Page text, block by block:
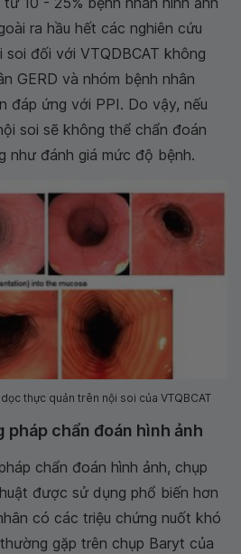
ra hầu hết các nghiên cứu
soi đối với VTQDBCAT không
GERD và nhóm bệnh nhân
đáp ứng với PPI. Do vậy, nếu
soi sẽ không thể chẩn đoán
như đánh giá mức độ bệnh.
thực quản trên nội soi của VTQBCAT
pháp chẩn đoán hình ảnh
chẩn đoán hình ảnh, chụp
được sử dụng phổ biến hơn
có các triệu chứng nuốt khó
gặp trên chụp Baryt của